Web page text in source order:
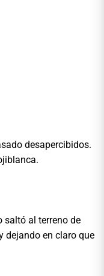
desapercibidos.
saltó al terreno de
dejando en claro que